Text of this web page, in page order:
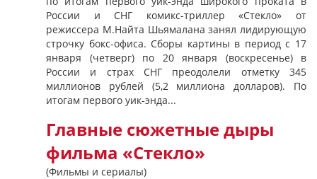
России и СНГ комикс-триллер «Стекло» от
режиссера М.Найта Шьямалана занял лидирующую
строчку бокс-офиса. Сборы картины в период с 17
января (четверг) по 20 января (воскресенье) в
России и страх СНГ преодолели отметку 345
миллионов рублей (5,2 миллиона долларов). По
итогам первого уик-энда...
Главные сюжетные дыры
фильма «Стекло»
(Фильмы и сериалы)